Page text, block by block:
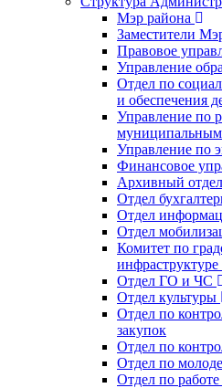
Мэр района
Заместители
Правовое
Управление
Отдел по
и обеспечения
Управление по
Управление по
Финансовое
Архивный отдел
Отдел
Отдел
Отдел
Комитет по
инфраструктуре
Отдел ГО и ЧС
Отдел культуры
Отдел по
закупок
Отдел по
Отдел по
Отдел по